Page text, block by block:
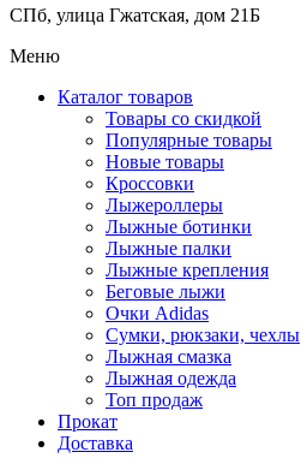
СПб, улица Гжатская, дом 21Б
Меню
Каталог товаров
Товары со скидкой
Популярные товары
Новые товары
Кроссовки
Лыжероллеры
Лыжные ботинки
Лыжные палки
Лыжные крепления
Беговые лыжи
Очки Adidas
Сумки, рюкзаки, чехлы
Лыжная смазка
Лыжная одежда
Топ продаж
Прокат
Доставка